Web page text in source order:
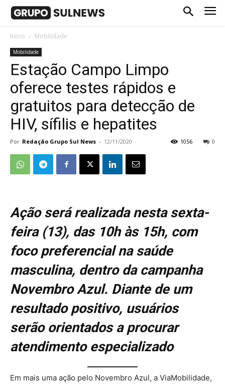
Início Mobilidade
Mobilidade
Estação Campo Limpo
oferece testes rápidos e
gratuitos para detecção de
HIV, sífilis e hepatites
Por Redação Grupo Sul News - 12/11/2020 0
1056
Ação será realizada nesta sexta-
feira (13), das 10h às 15h, com
foco preferencial na saúde
masculina, dentro da campanha
Novembro Azul. Diante de um
resultado positivo, usuários
serão orientados a procurar
atendimento especializado
Em mais uma ação pelo Novembro Azul, a ViaMobilidade,